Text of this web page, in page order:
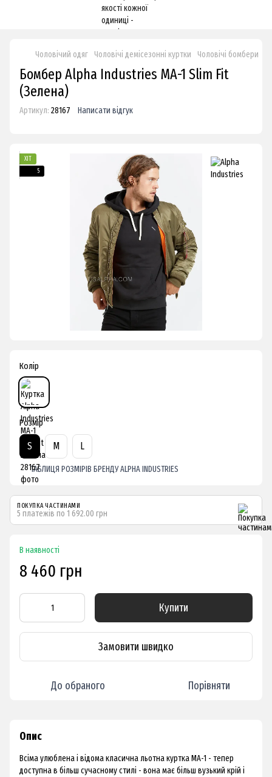
Чоловічий одяг Чоловічі демісезонні куртки Чоловічі бомбери
Бомбер Alpha Industries MA-1 Slim Fit
(Зелена)
Артикул: 28167 Написати відгук
ХІТ
5
Колір
Розмір
S M L
ТАБЛИЦЯ РОЗМІРІВ БРЕНДУ ALPHA INDUSTRIES
ПОКУПКА ЧАСТИНАМИ
5 платежів по 1 692.00 грн
В наявності
8 460 грн
Купити
Замовити швидко
До обраного Порівняти
Опис
Всіма улюблена і відома класична льотна куртка МА-1 - тепер
доступна в більш сучасному стилі - вона має більш вузький крій і